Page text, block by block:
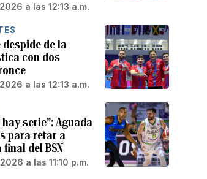
a las 12:13 a.m.
despide de la
con dos
a las 12:13 a.m.
hay serie”: Aguada
para retar a
final del BSN
a las 11:10 p.m.